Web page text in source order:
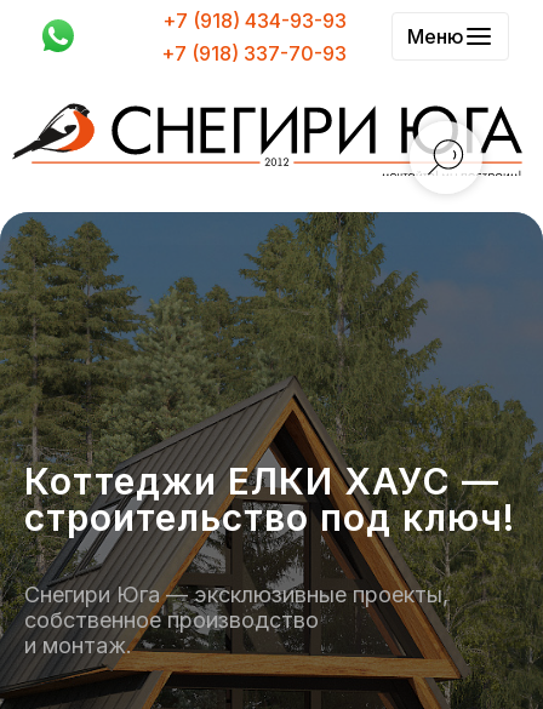
+7 (918) 434-93-93
+7 (918) 337-70-93
Меню
Коттеджи ЕЛКИ ХАУС —
строительство под ключ!
Снегири Юга — эксклюзивные проекты,
собственное производство
и монтаж.